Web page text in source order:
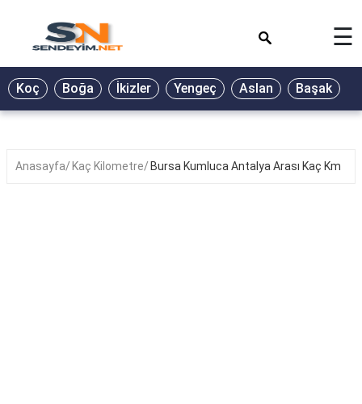
BİYOGRAFİ
GALERİ
☰
Koç Boğa İkizler Yengeç Aslan Başak
Anasayfa Kaç Kilometre Bursa Kumluca Antalya Arası Kaç Km